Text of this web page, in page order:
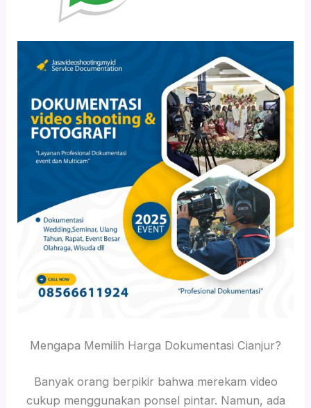
Mengapa Memilih Harga Dokumentasi Cianjur?
Banyak orang berpikir bahwa merekam video
cukup menggunakan ponsel pintar. Namun, ada